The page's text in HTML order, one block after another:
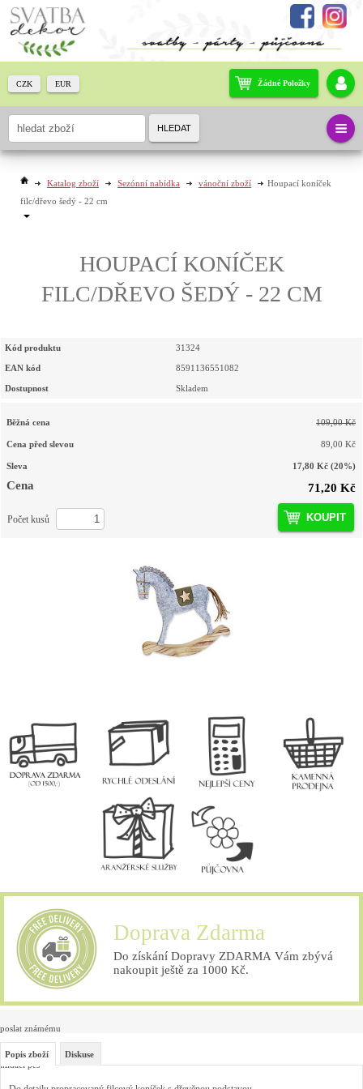
Katalog zboží Sezónní nabídka vánoční zboží
Houpací koníček
filc/dřevo šedý - 22 cm
HOUPACÍ KONÍČEK
FILC/DŘEVO ŠEDÝ - 22 CM
Kód produktu 31324
EAN kód 8591136551082
Dostupnost Skladem
Běžná cena 109,00 Kč
Cena před slevou 89,00 Kč
Sleva 17,80 Kč (20%)
Cena 71,20 Kč
KOUPIT
Počet kusů
Doprava Zdarma
Do získání Dopravy ZDARMA Vám zbývá
nakoupit ještě za 1000 Kč.
poslat známému
hlídací pes
Popis zboží Diskuse
Žádné Položky
CZK EUR
HLEDAT